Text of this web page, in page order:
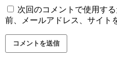
次回のコメントで使用す
前、メールアドレス、サイト